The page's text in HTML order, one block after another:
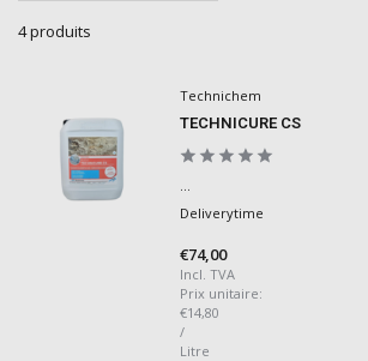
4 produits
Technichem
TECHNICURE CS
...
Deliverytime
€74,00
Incl. TVA
Prix unitaire:
€14,80
/
Litre